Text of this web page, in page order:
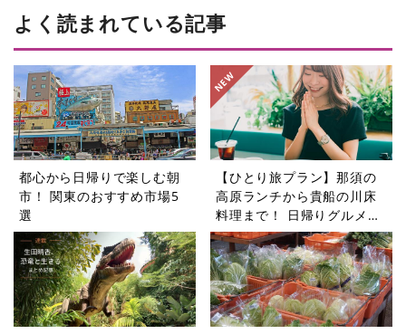
よく読まれている記事
都心から日帰りで楽しむ朝
市！ 関東のおすすめ市場5
選
【ひとり旅プラン】那須の
高原ランチから貴船の川床
料理まで！ 日帰りグルメ旅
5選